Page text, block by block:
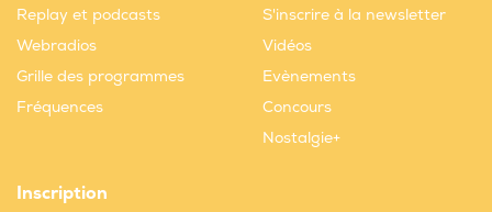
Replay et podcasts
Webradios
Grille des programmes
Fréquences
S'inscrire à la newsletter
Vidéos
Evènements
Concours
Nostalgie+
Inscription